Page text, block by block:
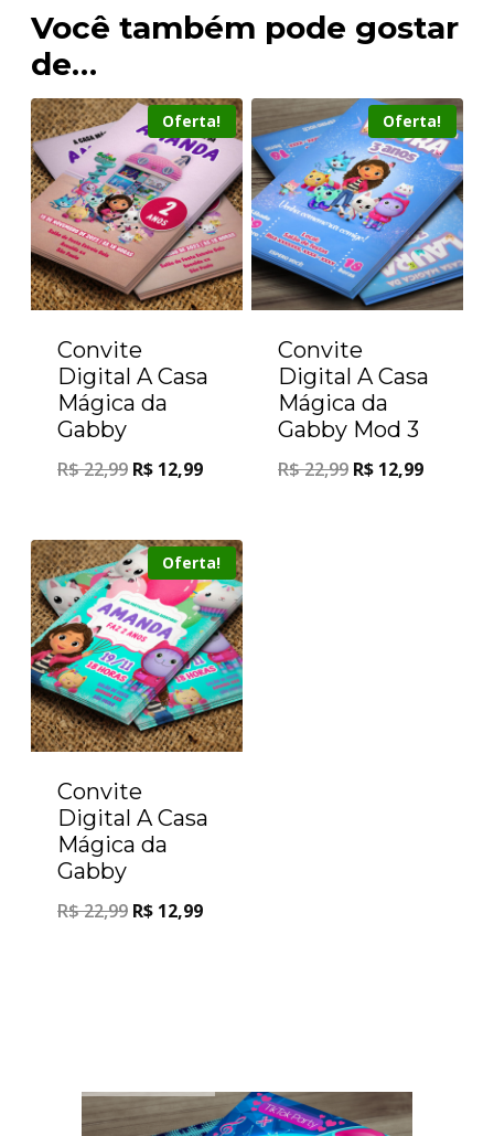
Você também pode gostar
de…
Oferta!
Convite
Digital A Casa
Mágica da
Gabby
R$22,99 R$ 12,99
Oferta!
Convite
Digital A Casa
Mágica da
Gabby Mod 3
R$22,99 R$ 12,99
Oferta!
Convite
Digital A Casa
Mágica da
Gabby
R$22,99 R$ 12,99